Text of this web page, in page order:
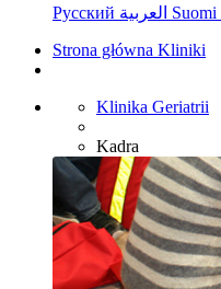
Русский
Suomi
Strona główna Kliniki
Klinika Geriatrii
Kadra